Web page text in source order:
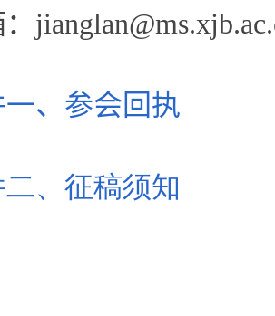
一、参会回执
二、征稿须知